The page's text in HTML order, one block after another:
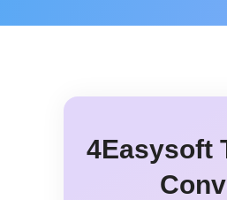
4Easysoft